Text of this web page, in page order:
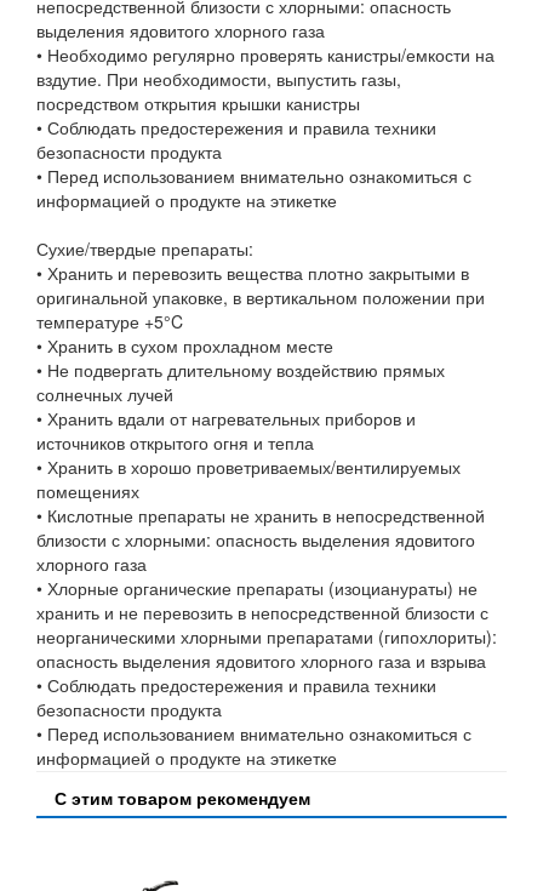
непосредственной близости с хлорными: опасность
выделения ядовитого хлорного газа
• Необходимо регулярно проверять канистры/емкости на
вздутие. При необходимости, выпустить газы,
посредством открытия крышки канистры
• Соблюдать предостережения и правила техники
безопасности продукта
• Перед использованием внимательно ознакомиться с
информацией о продукте на этикетке
Сухие/твердые препараты:
• Хранить и перевозить вещества плотно закрытыми в
оригинальной упаковке, в вертикальном положении при
температуре +5°C
• Хранить в сухом прохладном месте
• Не подвергать длительному воздействию прямых
солнечных лучей
• Хранить вдали от нагревательных приборов и
источников открытого огня и тепла
• Хранить в хорошо проветриваемых/вентилируемых
помещениях
• Кислотные препараты не хранить в непосредственной
близости с хлорными: опасность выделения ядовитого
хлорного газа
• Хлорные органические препараты (изоцианураты) не
хранить и не перевозить в непосредственной близости с
неорганическими хлорными препаратами (гипохлориты):
опасность выделения ядовитого хлорного газа и взрыва
• Соблюдать предостережения и правила техники
безопасности продукта
• Перед использованием внимательно ознакомиться с
информацией о продукте на этикетке
С этим товаром рекомендуем